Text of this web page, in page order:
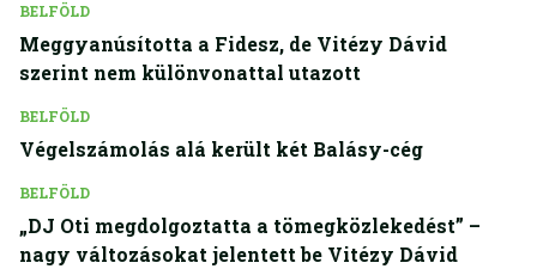
BELFÖLD
Meggyanúsította a Fidesz, de Vitézy Dávid
szerint nem különvonattal utazott
BELFÖLD
Végelszámolás alá került két Balásy-cég
BELFÖLD
„DJ Oti megdolgoztatta a tömegközlekedést” –
nagy változásokat jelentett be Vitézy Dávid